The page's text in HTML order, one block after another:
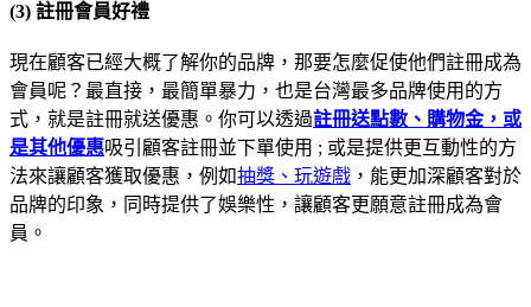
(3) 註冊會員好禮
現在顧客已經大概了解你的品牌，那要怎麼促使他們註冊成為
會員呢？最直接，最簡單暴力，也是台灣最多品牌使用的方
式，就是註冊就送優惠。你可以透過註冊送點數、購物金，或
是其他優惠吸引顧客註冊並下單使用 ; 或是提供更互動性的方
法來讓顧客獲取優惠，例如抽獎、玩遊戲 ，能更加深顧客對於
品牌的印象，同時提供了娛樂性，讓顧客更願意註冊成為會
員。